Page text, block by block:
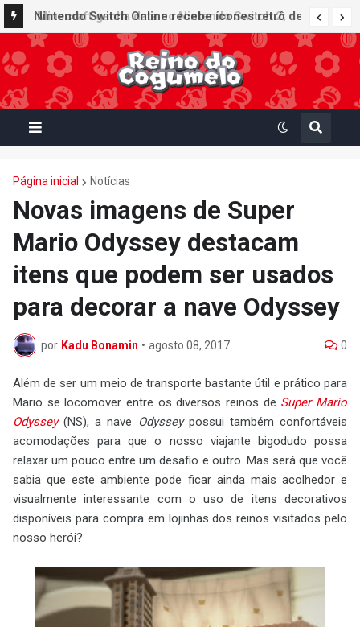
Nintendo Switch Online recebe ícones retrô de
Mario Paint (SNES) e Mario Kart: Super Circuit
(GBA)
Página inicial Notícias
Novas imagens de Super
Mario Odyssey destacam
itens que podem ser usados
para decorar a nave Odyssey
por Kadu Bonamin • agosto 08, 2017 0
Além de ser um meio de transporte bastante útil e prático para
Mario se locomover entre os diversos reinos de Super Mario
Odyssey(NS), a nave Odysseypossui também confortáveis
acomodações para que o nosso viajante bigodudo possa
relaxar um pouco entre um desafio e outro. Mas será que você
sabia que este ambiente pode ficar ainda mais acolhedor e
visualmente interessante com o uso de itens decorativos
disponíveis para compra em lojinhas dos reinos visitados pelo
nosso herói?